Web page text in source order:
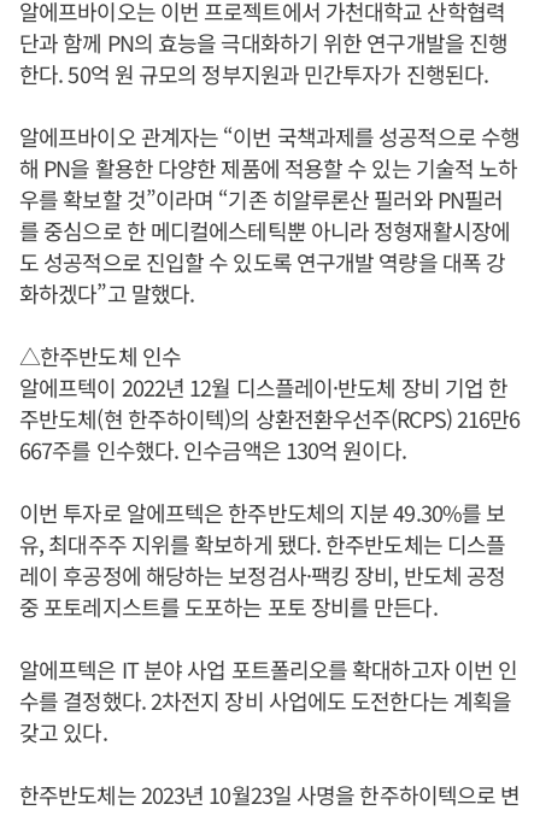
알에프바이오는 이번 프로젝트에서 가천대학교 산학협력
단과 함께 PN의 효능을 극대화하기 위한 연구개발을 진행
한다. 50억 원 규모의 정부지원과 민간투자가 진행된다.
알에프바이오 관계자는 “이번 국책과제를 성공적으로 수행
해 PN을 활용한 다양한 제품에 적용할 수 있는 기술적 노하
우를 확보할 것”이라며 “기존 히알루론산 필러와 PN필러
를 중심으로 한 메디컬에스테틱뿐 아니라 정형재활시장에
도 성공적으로 진입할 수 있도록 연구개발 역량을 대폭 강
화하겠다”고 말했다.
△한주반도체 인수
알에프텍이 2022년 12월 디스플레이·반도체 장비 기업 한
주반도체(현 한주하이텍)의 상환전환우선주(RCPS) 216만6
667주를 인수했다. 인수금액은 130억 원이다.
이번 투자로 알에프텍은 한주반도체의 지분 49.30%를 보
유, 최대주주 지위를 확보하게 됐다. 한주반도체는 디스플
레이 후공정에 해당하는 보정검사·팩킹 장비, 반도체 공정
중 포토레지스트를 도포하는 포토 장비를 만든다.
알에프텍은 IT 분야 사업 포트폴리오를 확대하고자 이번 인
수를 결정했다. 2차전지 장비 사업에도 도전한다는 계획을
갖고 있다.
한주반도체는 2023년 10월23일 사명을 한주하이텍으로 변